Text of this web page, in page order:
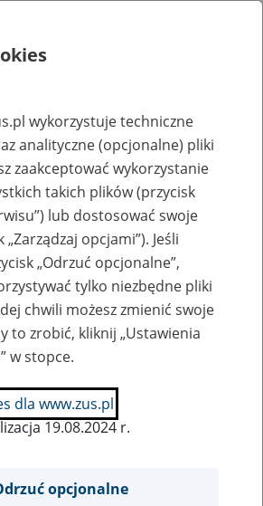
lub
zakładów pracy
wykorzystuje techniczne
analityczne (opcjonalne) pliki
zaakceptować wykorzystanie
takich plików (przycisk
lub dostosować swoje
opcjami”). Jeśli
„Odrzuć opcjonalne”,
tylko niezbędne pliki
chwili możesz zmienić swoje
to zrobić, kliknij „Ustawienia
w stopce.
dla www.zus.pl
19.08.2024 r.
opcjonalne